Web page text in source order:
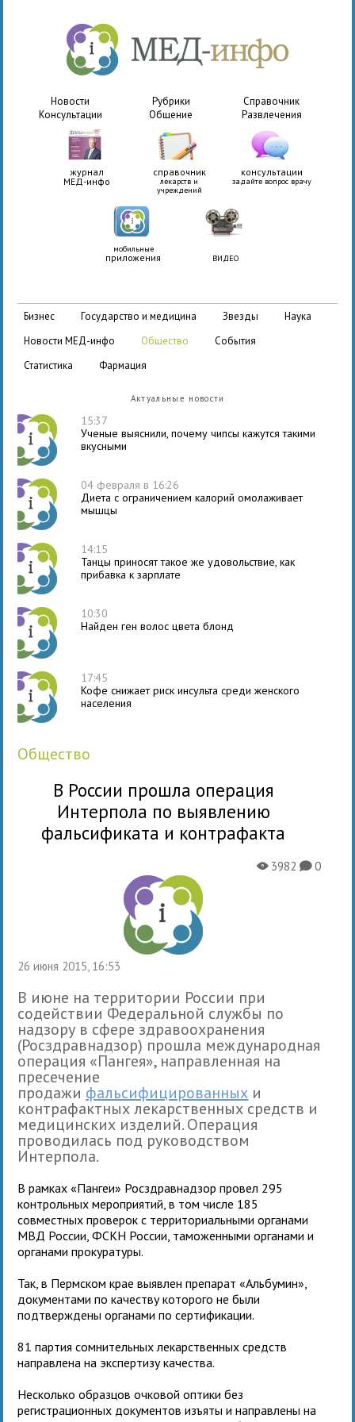
Новости Рубрики
Справочник
Консультации
Общение Развлечения
журнал
МЕД-инфо
справочник
лекарств и
учреждений
консультации
задайте вопрос врачу
мобильные
приложения ВИДЕО
бизнес государство и медицина звезды
наука
новости МЕД-инфо
общество
события
статистика
фармация
Актуальные новости
15:37
Ученые выяснили, почему чипсы кажутся такими
вкусными
04 февраля в 16:26
Диета с ограничением калорий омолаживает
мышцы
14:15
Танцы приносят такое же удовольствие, как
прибавка к зарплате
10:30
Найден ген волос цвета блонд
17:45
Кофе снижает риск инсульта среди женского
населения
общество
В России прошла операция
Интерпола по выявлению
фальсификата и контрафакта
26 июня 2015, 16:53
X3982K0
В июне на территории России при
содействии Федеральной службы по
надзору в сфере здравоохранения
(Росздравнадзор) прошла международная
операция «Пангея», направленная на
пресечение
продажи фальсифицированных и
контрафактных лекарственных средств и
медицинских изделий. Операция
проводилась под руководством
Интерпола.
В рамках «Пангеи» Росздравнадзор провел 295
контрольных мероприятий, в том числе 185
совместных проверок с территориальными органами
МВД России, ФСКН России, таможенными органами и
органами прокуратуры.
Так, в Пермском крае выявлен препарат «Альбумин»,
документами по качеству которого не были
подтверждены органами по сертификации.
81 партия сомнительных лекарственных средств
направлена на экспертизу качества.
Несколько образцов очковой оптики без
регистрационных документов изъяты и направлены на